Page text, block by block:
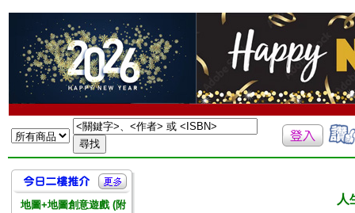
地圖+地圖創意遊戲 (附
人